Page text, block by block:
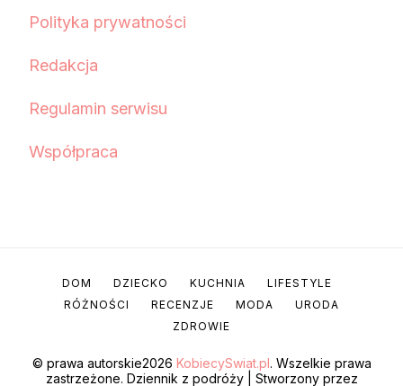
Polityka prywatności
Redakcja
Regulamin serwisu
Współpraca
© prawa autorskie2026 KobiecySwiat.pl. Wszelkie prawa
zastrzeżone. Dziennik z podróży | Stworzony przez
DOM DZIECKO KUCHNIA
LIFESTYLE
RÓŻNOŚCI
RECENZJE MODA
URODA
ZDROWIE